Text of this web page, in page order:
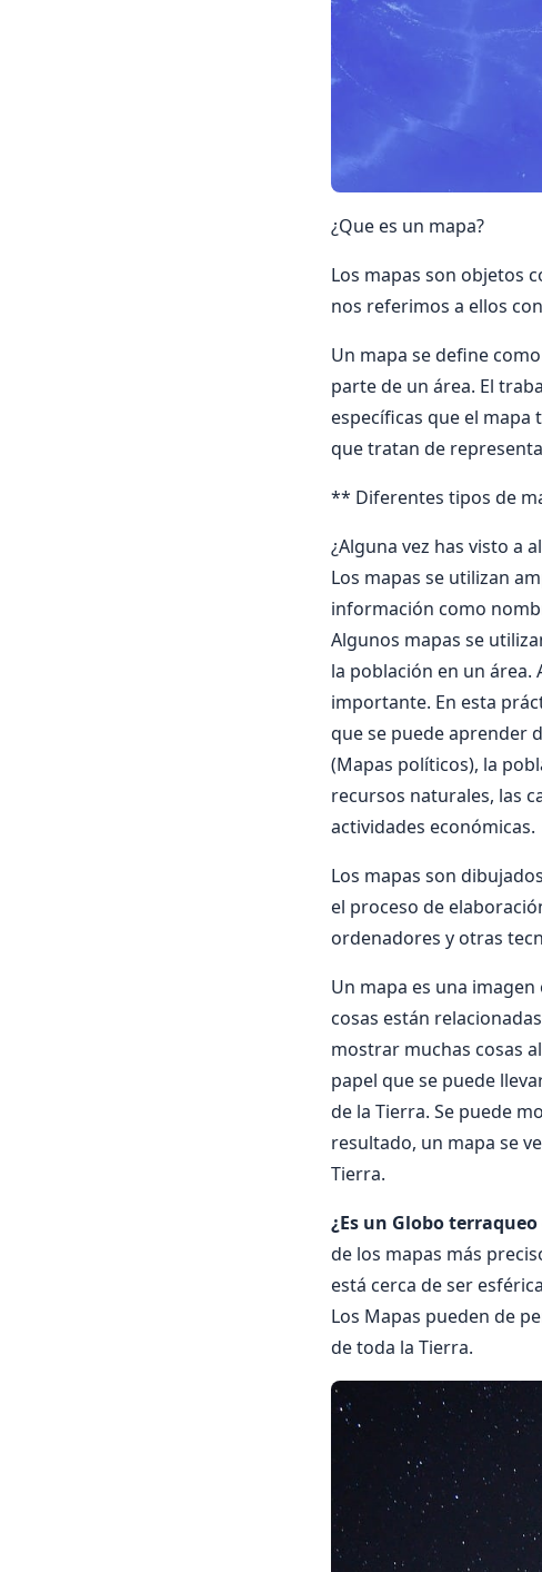
¿Que es un mapa?
Los mapas son objetos
nos referimos a ellos
Un mapa se define
parte de un área. El
específicas que el
que tratan de
** Diferentes tipos de
¿Alguna vez has visto a
Los mapas se utilizan
información como
Algunos mapas se
la población en un
importante. En esta
que se puede aprender
(Mapas políticos), la
recursos naturales, las
actividades económicas.
Los mapas son
el proceso de
ordenadores y otras
Un mapa es una
cosas están
mostrar muchas cosas
papel que se puede
de la Tierra. Se puede
resultado, un mapa se
Tierra.
¿Es un Globo
de los mapas más
está cerca de ser
Los Mapas pueden de
de toda la Tierra.